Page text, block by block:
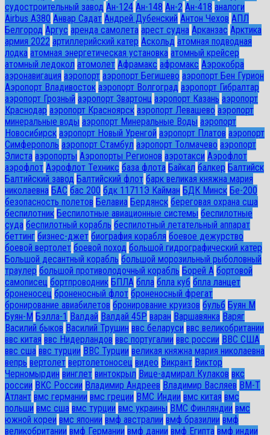
судостроительный завод Ан-124 Ан-148 Ан-2 Ан-418 аналоги
Airbus A380 Анвар Садат Андрей Дубенский Антон Чехов АПЛ
Белгород Аргус аренда самолета арест судна Арканзас Арктика
армия 2022 артиллерийский катер Аскольд атомная подводная
лодка атомная энергетическая установка атомный крейсер
атомный ледокол атомолет Афрамакс афромакс Аэрокобра
аэронавигация аэропорт аэропорт Бегишево аэропорт Бен Гурион
Аэропорт Владивосток аэропорт Волгоград аэропорт Гибралтар
аэропорт Грозный аэропорт Звартонц аэропорт Казань аэропорт
Краснодар аэропорт Красноярск аэропорт Левашево аэропорт
минеральные воды аэропорт Минеральные Воды аэропорт
Новосибирск аэропорт Новый Уренгой аэропорт Платов аэропорт
Симферополь аэропорт Стамбул аэропорт Толмачево аэропорт
Элиста аэропорты Аэропорты Регионов аэротакси Аэрофлот
аэрофлот Аэрофлот Техникс база флота Байкал балкер Балтийск
Балтийский завод Балтийский флот барк великая княжна мария
николаевна БАС бас 200 бдк 11711Э Кайман БДК Минск Бе-200
безопасность полетов Белавиа Бердянск береговая охрана сша
беспилотник Беспилотные авиационные системы беспилотные
суда беспилотный корабль беспилотный летательный аппарат
беттинг бизнес-джет биография корабля боевое дежурство
боевой вертолет боевой поход большой гидрографический катер
Большой десантный корабль большой морозильный рыболовный
траулер большой противолодочный корабль Борей А бортовой
самописец бортпроводник БПЛА бпла бпла куб бпла ланцет
броненосец броненосный флот броненосный фрегат
бронирование авиабилетов бронирование круизов бульб Буян М
Буян-М Бэлла-1 Валдай Валдай 45Р варан Варшавянка Варяг
Василий быков Василий Трушин ввс беларуси ввс великобритании
ввс китая ввс Нидерландов ввс португалии ввс россии ВВС США
ввс сша ввс турции ВВС Турции великая княжна мария николаевна
вепрь вертолет вертолетоносец видео Викрант Виктор
Черномырдин винглет винтокрыл Вице-адмирал Кулаков вкс
россии ВКС России Владимир Андреев Владимир Васляев ВМ-Т
Атлант вмс германии вмс греции ВМС Индии вмс китая вмс
польши вмс сша вмс турции вмс украины ВМС Финляндии вмс
южной кореи вмс японии вмф австралии вмф бразилии вмф
великобритании вмф Германии вмф дании вмф Египта вмф индии